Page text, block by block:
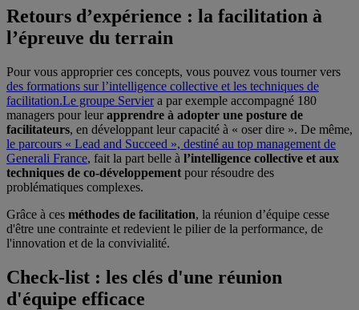
Retours d’expérience : la facilitation à
l’épreuve du terrain
Pour vous approprier ces concepts, vous pouvez vous tourner vers
des formations sur l’intelligence collective et les techniques de
facilitation.Le groupe Serviera par exemple accompagné 180
managers pour leurapprendre à adopter une posture de
facilitateurs, en développant leur capacité à « oser dire ». De même,
le parcours « Lead and Succeed », destiné au top management de
Generali France, fait la part belle à l’intelligence collective et aux
techniques de co-développement pour résoudre des
problématiques complexes.
Grâce à ces méthodes de facilitation, la réunion d’équipe cesse
d'être une contrainte et redevient le pilier de la performance, de
l'innovation et de la convivialité.
Check-list : les clés d'une réunion
d'équipe efficace